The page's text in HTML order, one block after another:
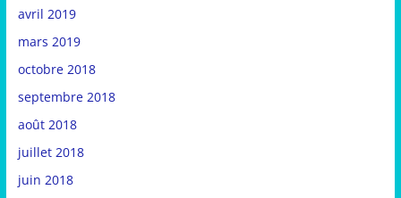
avril 2019
mars 2019
octobre 2018
septembre 2018
août 2018
juillet 2018
juin 2018